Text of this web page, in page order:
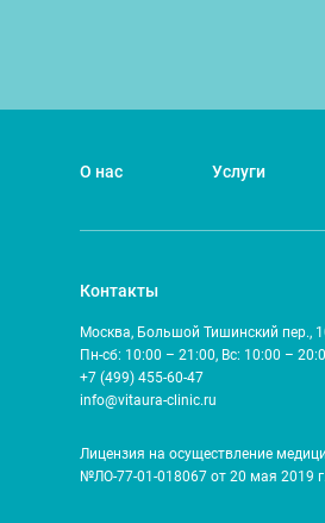
О нас Услуги
Контакты
Москва, Большой Тишинский пер.,
Пн-сб: 10:00 – 21:00, Вс: 10:00 –
+7 (499) 455-60-47
info@vitaura-clinic.ru
Лицензия на осуществление
№ЛО-77-01-018067 от 20 мая 2019 г.